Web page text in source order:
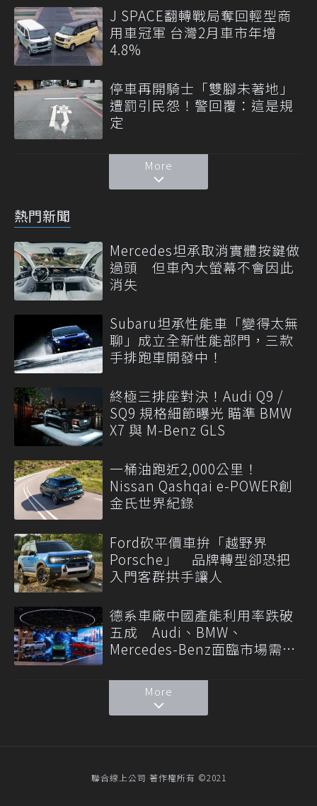
J SPACE翻轉戰局奪回輕型商
用車冠軍 台灣2月車市年增
4.8%
停車再開騎士「雙腳未著地」
遭罰引民怨！警回覆：這是規
定
More
熱門新聞
Mercedes坦承取消實體按鍵做
過頭 但車內大螢幕不會因此
消失
Subaru坦承性能車「變得太無
聊」成立全新性能部門，三款
手排跑車開發中！
終極三排座對決！Audi Q9 /
SQ9 規格細節曝光 瞄準 BMW
X7 與 M-Benz GLS
一桶油跑近2,000公里！
Nissan Qashqai e-POWER創
金氏世界紀錄
Ford砍平價車拚「越野界
Porsche」 品牌轉型卻恐把
入門客群拱手讓人
德系車廠中國產能利用率跌破
五成 Audi、BMW、
Mercedes-Benz面臨市場需求
More
聯合線上公司 著作權所有 ©2021